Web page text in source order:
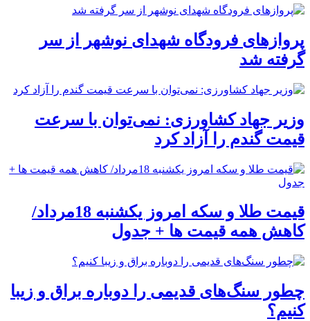
پروازهای فرودگاه شهدای نوشهر از سر
گرفته شد
وزیر جهاد کشاورزی: نمی‌توان با سرعت
قیمت گندم را آزاد کرد
قیمت طلا و سکه امروز یکشنبه 18مرداد/
کاهش همه قیمت ها + جدول
چطور سنگ‌های قدیمی را دوباره براق و زیبا
کنیم؟